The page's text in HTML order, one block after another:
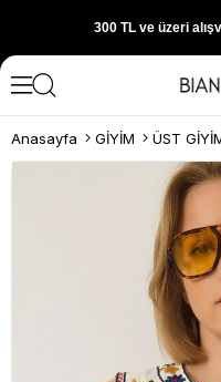
300 TL ve üzeri
1000 TL ve üzeri
Yeni sezon
300 TL ve üzeri
1000 TL ve üzeri
Anasayfa GİYİM ÜST